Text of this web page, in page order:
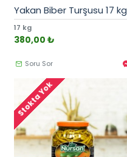
17 kg
Yakan Biber Turşusu 17 kg
380,00 ₺
Soru Sor
Stokta Yok